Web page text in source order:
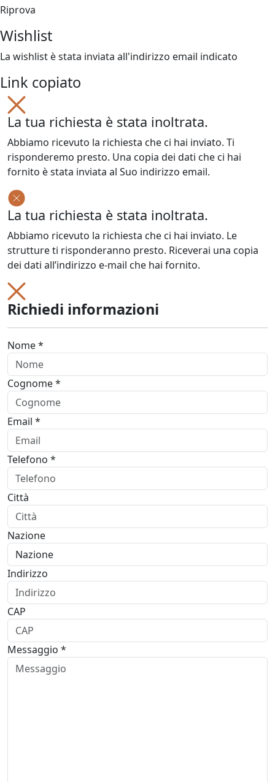
Riprova
Wishlist
La wishlist è stata inviata all'indirizzo email indicato
Link copiato
La tua richiesta è stata inoltrata.
Abbiamo ricevuto la richiesta che ci hai inviato. Ti
risponderemo presto. Una copia dei dati che ci hai
fornito è stata inviata al Suo indirizzo email.
La tua richiesta è stata inoltrata.
Abbiamo ricevuto la richiesta che ci hai inviato. Le
strutture ti risponderanno presto. Riceverai una copia
dei dati all’indirizzo e-mail che hai fornito.
Richiedi informazioni
Nome *
Cognome *
Email *
Telefono *
Città
Nazione
Indirizzo
CAP
Messaggio *